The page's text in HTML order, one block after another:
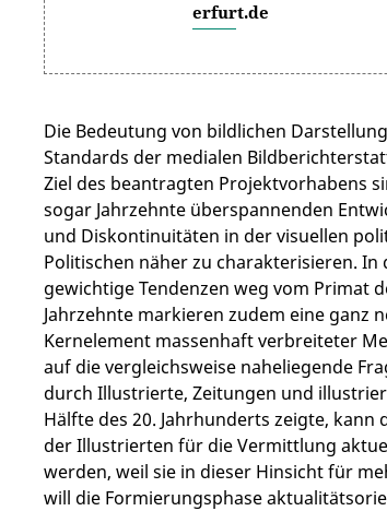
erfurt.de
Die Bedeutung von bildlichen
Standards der medialen
Ziel des beantragten Projektvorhabens
sogar Jahrzehnte überspannenden
und Diskontinuitäten in der visuellen
Politischen näher zu charakterisieren.
gewichtige Tendenzen weg vom Primat
Jahrzehnte markieren zudem eine ganz
Kernelement massenhaft verbreiteter
auf die vergleichsweise naheliegende
durch Illustrierte, Zeitungen und
Hälfte des 20. Jahrhunderts zeigte,
der Illustrierten für die Vermittlung
werden, weil sie in dieser Hinsicht für
will die Formierungsphase